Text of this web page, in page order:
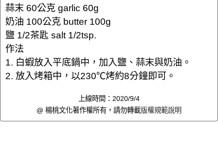
蒜末 60公克 garlic 60g
奶油 100公克 butter 100g
鹽 1/2茶匙 salt 1/2tsp.
作法
1. 白蝦放入平底鍋中，加入鹽、蒜末與奶油。
2. 放入烤箱中，以230℃烤約8分鐘即可。
上線時間：2020/9/4
@ 楊桃文化著作權所有，請勿轉載版權規範說明